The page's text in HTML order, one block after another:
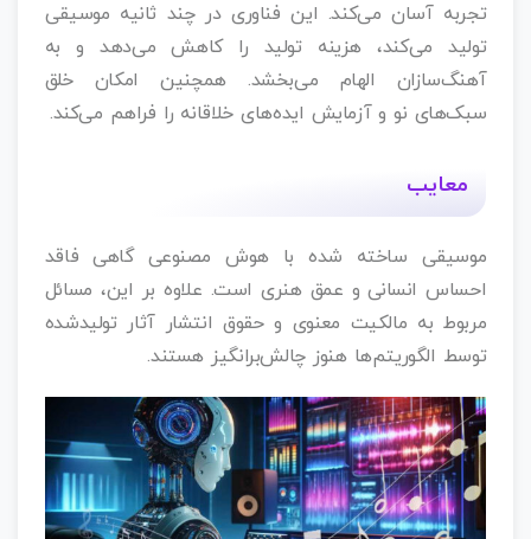
تجربه آسان می‌کند. این فناوری در چند ثانیه موسیقی
تولید می‌کند، هزینه تولید را کاهش می‌دهد و به
آهنگ‌سازان الهام می‌بخشد. همچنین امکان خلق
سبک‌های نو و آزمایش ایده‌های خلاقانه را فراهم می‌کند.
معایب
موسیقی ساخته‌ شده با هوش مصنوعی گاهی فاقد
احساس انسانی و عمق هنری است. علاوه بر این، مسائل
مربوط به مالکیت معنوی و حقوق انتشار آثار تولیدشده
توسط الگوریتم‌ها هنوز چالش‌برانگیز هستند.